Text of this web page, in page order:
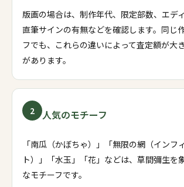
版画の場合は、制作年代、限定部数、エデ
直筆サインの有無などを確認します。同じ
フでも、これらの違いによって査定額が大
があります。
2 人気のモチーフ
「南瓜（かぼちゃ）」「無限の網（インフ
ト）」「水玉」「花」などは、草間彌生を
なモチーフです。